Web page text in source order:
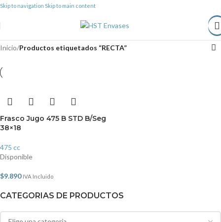
Skip to navigation Skip to main content
CATEGORIAS DE PRODUCTOS
Inicio/Productos etiquetados “RECTA”
Frasco Jugo 475 B STD B/Seg
38×18
475 cc
Disponible
$9.890 IVA Incluido